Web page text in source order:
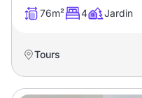
76m² 4 Jardin
Tours